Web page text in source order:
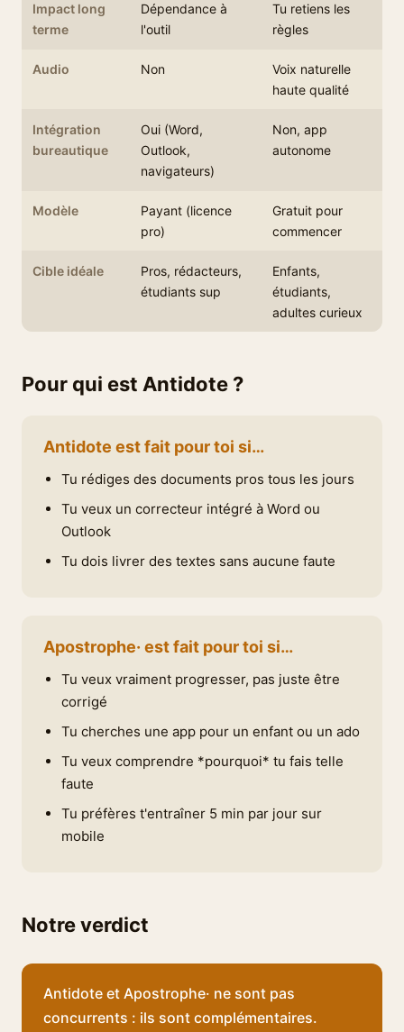
Impact long
terme
Dépendance à
l'outil
Tu retiens les
règles
Audio Non
Voix naturelle
haute qualité
Intégration
bureautique
Oui (Word,
Outlook,
navigateurs)
Non, app
autonome
Modèle
Payant (licence
pro)
Gratuit pour
commencer
Cible idéale
Pros, rédacteurs,
étudiants sup
Enfants,
étudiants,
adultes curieux
Pour qui est Antidote ?
Antidote est fait pour toi si…
Tu rédiges des documents pros tous les jours
Tu veux un correcteur intégré à Word ou
Outlook
Tu dois livrer des textes sans aucune faute
Apostrophe· est fait pour toi si…
Tu veux vraiment progresser, pas juste être
corrigé
Tu cherches une app pour un enfant ou un ado
Tu veux comprendre *pourquoi* tu fais telle
faute
Tu préfères t'entraîner 5 min par jour sur
mobile
Notre verdict
Antidote et Apostrophe· ne sont pas
concurrents : ils sont complémentaires.